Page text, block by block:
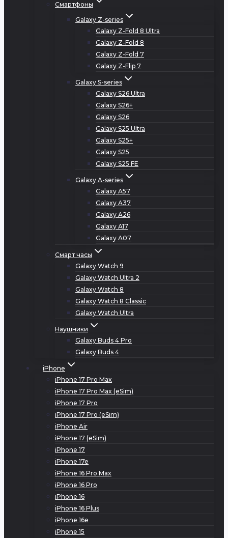
Смартфоны
Galaxy Z-series
Galaxy Z-Fold 8 Ultra
Galaxy Z-Fold 8
Galaxy Z-Fold 7
Galaxy Z-Flip 7
Galaxy S-series
Galaxy S26 Ultra
Galaxy S26+
Galaxy S26
Galaxy S25 Ultra
Galaxy S25+
Galaxy S25
Galaxy S25 FE
Galaxy A-series
Galaxy A57
Galaxy A37
Galaxy A26
Galaxy A17
Galaxy A07
Смарт часы
Galaxy Watch 9
Galaxy Watch Ultra 2
Galaxy Watch 8
Galaxy Watch 8 Classic
Galaxy Watch Ultra
Наушники
Galaxy Buds 4 Pro
Galaxy Buds 4
iPhone
iPhone 17 Pro Max
iPhone 17 Pro Max (eSim)
iPhone 17 Pro
iPhone 17 Pro (eSim)
iPhone Air
iPhone 17 (eSim)
iPhone 17
iPhone 17e
iPhone 16 Pro Max
iPhone 16 Pro
iPhone 16
iPhone 16 Plus
iPhone 16e
iPhone 15